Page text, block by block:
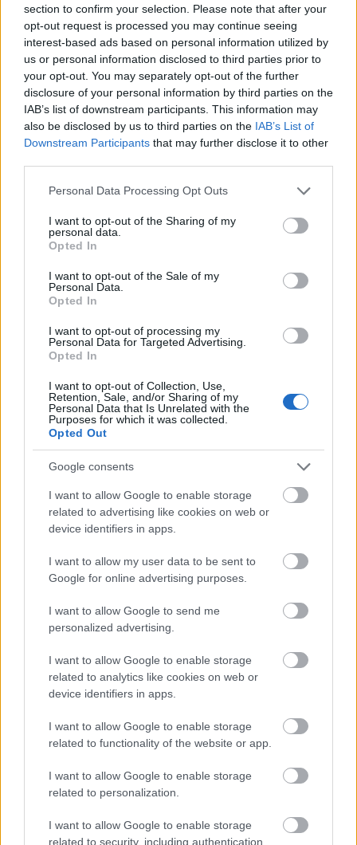
section to confirm your selection. Please note that after your
opt-out request is processed you may continue seeing
interest-based ads based on personal information utilized by
us or personal information disclosed to third parties prior to
your opt-out. You may separately opt-out of the further
disclosure of your personal information by third parties on the
IAB’s list of downstream participants. This information may
also be disclosed by us to third parties on the IAB’s List of
Downstream Participants that may further disclose it to other
Please note that this website/app uses one or more Google
not limited to your visit or usage behaviour. You may click to
grant or deny consent to Google and its third-party tags to
use your data for below specified purposes in below Google
consent section.
Personal Data Processing Opt Outs
I want to opt-out of the Sharing of my
personal data.
Opted In
I want to opt-out of the Sale of my
Personal Data.
Opted In
I want to opt-out of processing my
Personal Data for Targeted Advertising.
Opted In
I want to opt-out of Collection, Use,
Retention, Sale, and/or Sharing of my
Personal Data that Is Unrelated with the
Purposes for which it was collected.
Opted Out
Google consents
I want to allow Google to enable storage
related to advertising like cookies on web or
device identifiers in apps.
I want to allow my user data to be sent to
Google for online advertising purposes.
I want to allow Google to send me
personalized advertising.
I want to allow Google to enable storage
related to analytics like cookies on web or
device identifiers in apps.
I want to allow Google to enable storage
related to functionality of the website or app.
I want to allow Google to enable storage
related to personalization.
I want to allow Google to enable storage
related to security, including authentication
A kölkök imádják a lufit, és nagy a bánat ha elrepül,
kidurran vagy leereszt. Boris Klimek, Prágában élő
designer olyan léggömböt alkotott, amely orvosolja
a fenti problémákat. Ugyanis ez a lufi egy üvegből
készült lámpa, ha akarom mennyezeti függeszték,
ha akarom falikar. A…
Tudós leszel, mert azt mondtam!
Bohusek•2014. február 03.
egyenesen a fa tövébe csapódott unokaöccsel áldott
meg a sors - a másodszülöttet mi más, mint a zene
megvenni a 4M cég Kidz Labs játékait, hanem
karácsony és születésnap címszóval…
Kapcsoltam
2014. január 29.
Franta Ági nevét leginkább egyedi csillaglámpái
kapcsán szokták emlegetni, pedig remek
villanykapcsolókat is tervez. A kapcsolókat bájos
grafika formájában az állatvilág jeles képviselői
színesítik, szimpla és dupla kivitelben is
választhatóak, valamint jól bírják a…
Baglyok, újra meg újra meg újra
2013. június 13.
Matt Pugh egy brit designer, bútorokat és
kiegészítőket tervez. Termékei a modernitás és a
formákat a fa megmunkálásának hagyományos
metódusával ötvözi. Időtálló, csodaszép, kézzel
készített termékei természetes…
Hangulatteremtés kipipálva
2013. február 15.
Az biztos, hogy a francia Petit Pan lampionjaival
remek hangulatot varázsolhatunk a gyerekszobába,